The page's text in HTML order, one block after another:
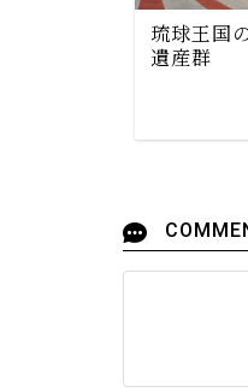
琉球王国
遺産群